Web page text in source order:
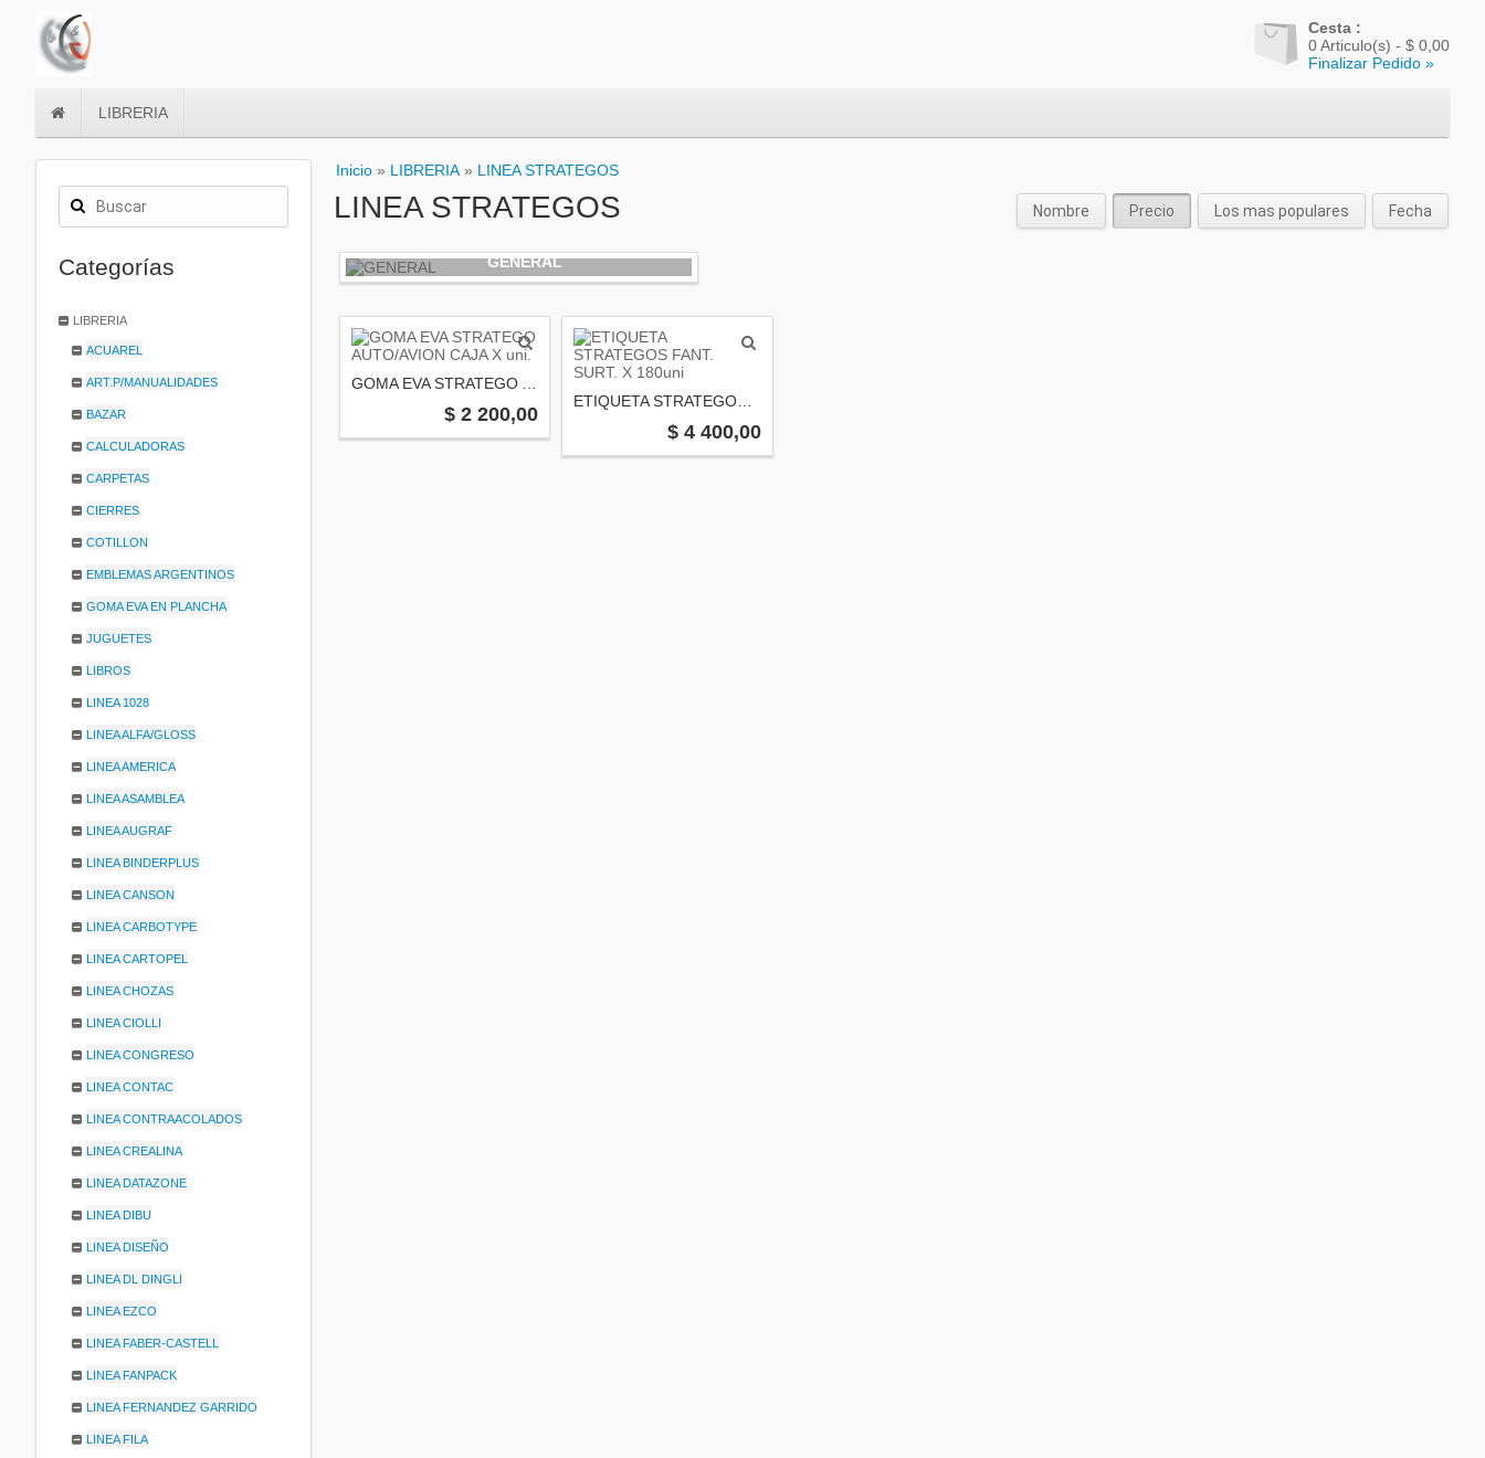
Cesta :
0Articulo(s) - $ 0,00
Finalizar Pedido »
LIBRERIA
Categorías
LIBRERIA
ACUAREL
ART.P/MANUALIDADES
BAZAR
CALCULADORAS
CARPETAS
CIERRES
COTILLON
EMBLEMAS ARGENTINOS
GOMA EVA EN PLANCHA
JUGUETES
LIBROS
LINEA 1028
LINEA ALFA/GLOSS
LINEA AMERICA
LINEA ASAMBLEA
LINEA AUGRAF
LINEA BINDERPLUS
LINEA CANSON
LINEA CARBOTYPE
LINEA CARTOPEL
LINEA CHOZAS
LINEA CIOLLI
LINEA CONGRESO
LINEA CONTAC
LINEA CONTRAACOLADOS
LINEA CREALINA
LINEA DATAZONE
LINEA DIBU
LINEA DISEÑO
LINEA DL DINGLI
LINEA EZCO
LINEA FABER-CASTELL
LINEA FANPACK
LINEA FERNANDEZ GARRIDO
LINEA FILA
Inicio » LIBRERIA » LINEA STRATEGOS
Nombre Precio Los mas populares Fecha
LINEA STRATEGOS
GENERAL
$ 2 200,00
$ 4 400,00